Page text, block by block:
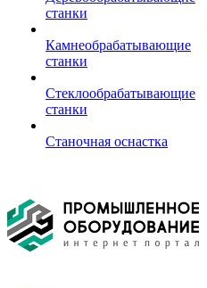
станки
Камнеобрабатывающие
станки
Стеклообрабатывающие
станки
Станочная оснастка